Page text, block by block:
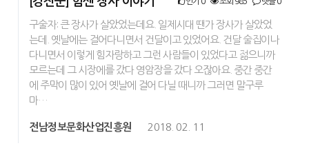
구술자: 큰 장사가 살았었는데요. 일제시대 땐가 장사가 살았었
는데. 옛날에는 걸어다니면서 건달이고 있었어요. 건달 술집이나
다니면서 이렇게 힘자랑하고 그런 사람들이 있었다고 젊으니까
모르는데 그 시장에를 갔다 영암장을 갔다 오잖아요. 중간 중간
에 주막이 많이 있어 옛날에 걸어 다닐 때니까 그러면 말구루
마…
전남정보문화산업진흥원 2018. 02. 11